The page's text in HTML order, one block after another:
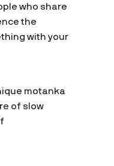
who share
the
with your
motanka
of slow